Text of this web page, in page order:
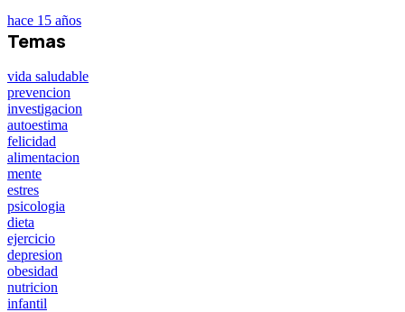
hace 15 años
Temas
vida saludable
prevencion
investigacion
autoestima
felicidad
alimentacion
mente
estres
psicologia
dieta
ejercicio
depresion
obesidad
nutricion
infantil